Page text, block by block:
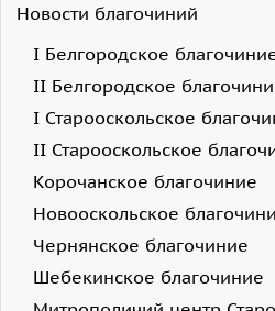
Новости благочиний
I Белгородское
II Белгородское
I Старооскольское
II Старооскольское
Корочанское благочиние
Новооскольское
Чернянское благочиние
Шебекинское благочиние